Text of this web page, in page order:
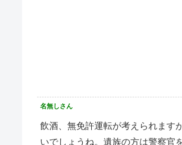
名無しさん
飲酒、無免許運転が考えられます
いでしょうね。遺族の方は警察官